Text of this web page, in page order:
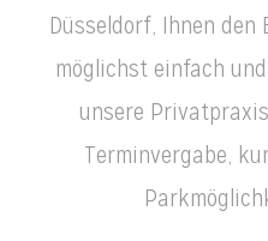
Düsseldorf, Ihnen
möglichst einfach
unsere
Terminvergabe,